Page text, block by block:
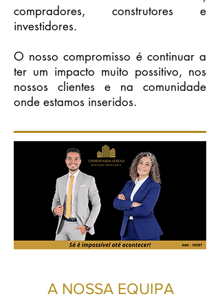
compradores, construtores e
investidores.
O nosso compromisso é continuar a
ter um impacto muito possitivo, nos
nossos clientes e na comunidade
onde estamos inseridos.
A NOSSA EQUIPA